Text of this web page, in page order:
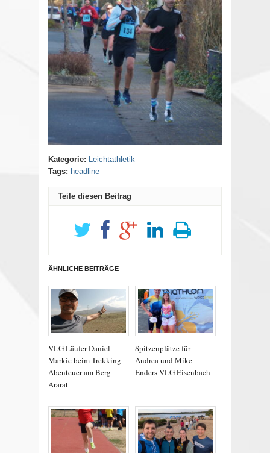
Kategorie: Leichtathletik
Tags: headline
Teile diesen Beitrag
ÄHNLICHE BEITRÄGE
VLG Läufer Daniel
Markic beim Trekking
Abenteuer am Berg
Ararat
Spitzenplätze für
Andrea und Mike
Enders VLG Eisenbach